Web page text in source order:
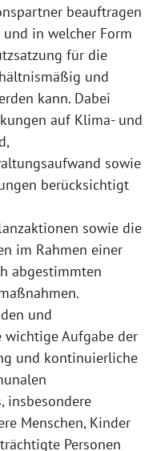
beauftragen
in welcher Form
für die
und
kann. Dabei
auf Klima- und
sowie
berücksichtigt
sowie die
im Rahmen einer
abgestimmten
und
wichtige Aufgabe der
und kontinuierliche
insbesondere
Menschen, Kinder
Personen